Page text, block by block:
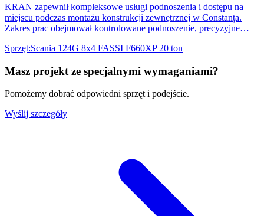
KRAN zapewnił kompleksowe usługi podnoszenia i dostępu na
miejscu podczas montażu konstrukcji zewnętrznej w Constanța.
Zakres prac obejmował kontrolowane podnoszenie, precyzyjne
elewacji, przy jednoczesnym zapewnieniu bezpiecznego dostępu dla
Sprzęt:Scania 124G 8x4 FASSI F660XP 20 ton
Masz projekt ze specjalnymi wymaganiami?
Pomożemy dobrać odpowiedni sprzęt i podejście.
Wyślij szczegóły